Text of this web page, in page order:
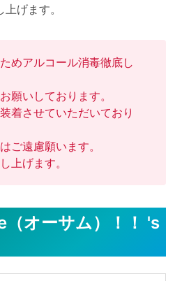
めアルコール消毒徹底し
願いしております。
着させていただいており
ご遠慮願います。
上げます。
オーサム）！！ 's